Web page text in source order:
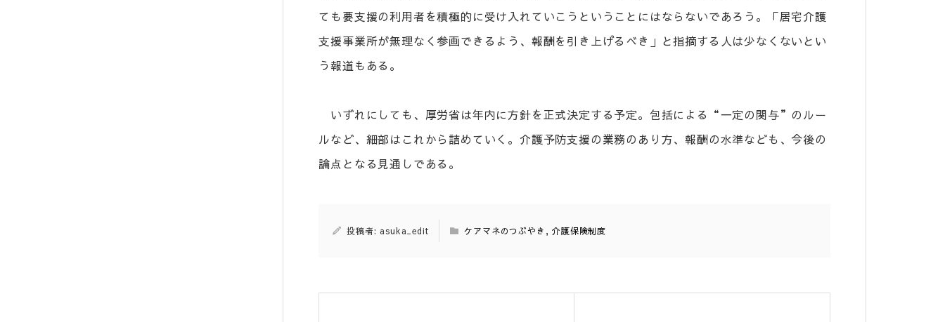
ても要支援の利用者を積極的に受け入れていこうということにはならないであろう。「居宅介護
支援事業所が無理なく参画できるよう、報酬を引き上げるべき」と指摘する人は少なくないとい
う報道もある。
いずれにしても、厚労省は年内に方針を正式決定する予定。包括による“一定の関与”のルー
ルなど、細部はこれから詰めていく。介護予防支援の業務のあり方、報酬の水準なども、今後の
論点となる見通しである。
投稿者: asuka_edit ケアマネのつぶやき ,介護保険制度